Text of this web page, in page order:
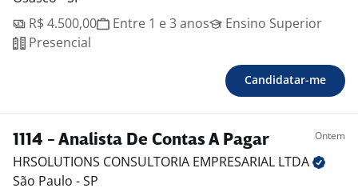
R$ 4.500,00
Entre 1 e 3 anos
Ensino Superior
Presencial
Candidatar-me
1114 - Analista De Contas A Pagar Ontem
HRSOLUTIONS CONSULTORIA EMPRESARIAL LTDA
São Paulo - SP